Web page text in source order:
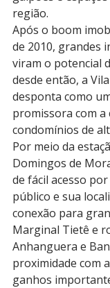
região.
Após o boom
de 2010, grandes
viram o potencial
desde então, a
desponta como
promissora com a
condomínios de
Por meio da
Domingos de
de fácil acesso
público e sua
conexão para
Marginal Tietê e
Anhanguera e
proximidade com
ganhos